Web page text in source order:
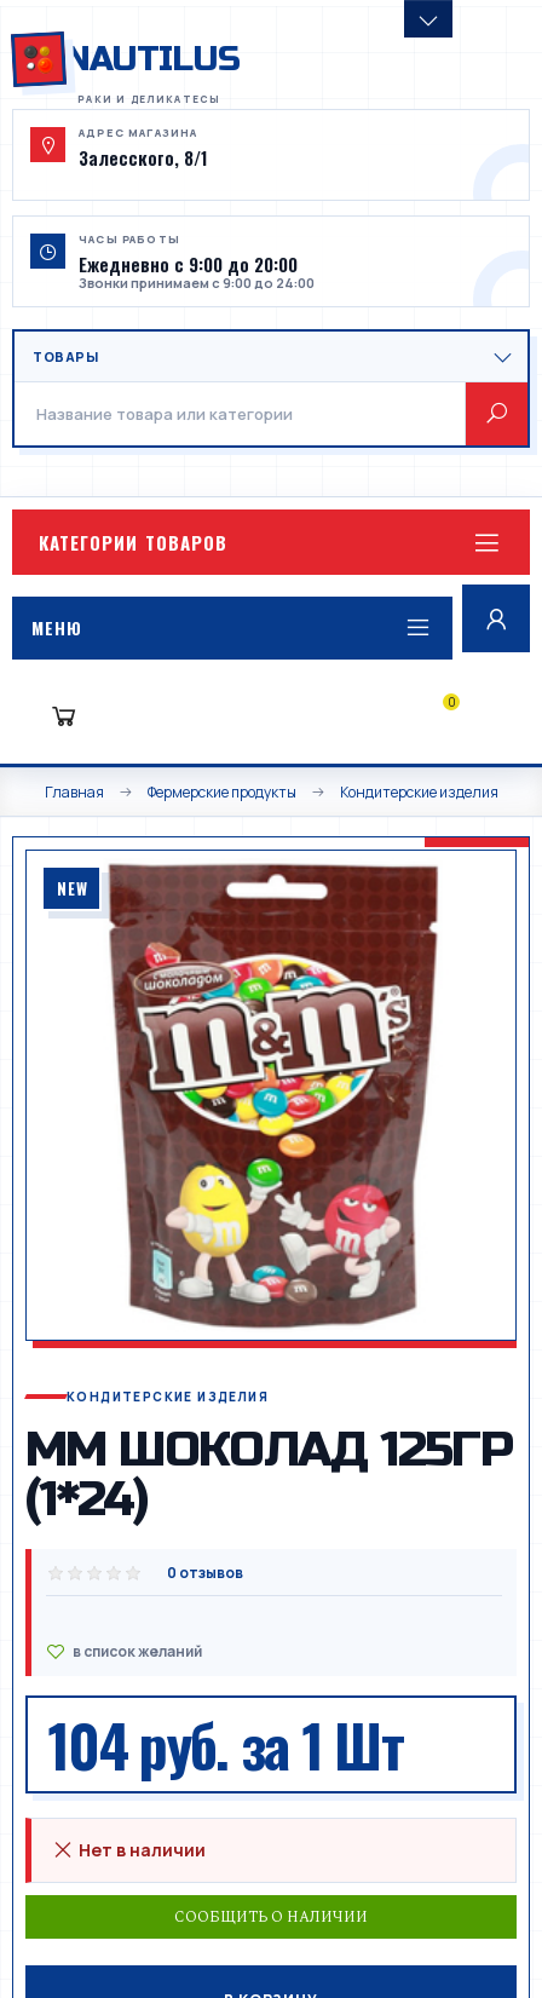
NAUTILUS
АДРЕС МАГАЗИНА
Залесского, 8/1
ЧАСЫ РАБОТЫ
Ежедневно с 9:00 до 20:00
Звонки принимаем с 9:00 до 24:00
КАТЕГОРИИ ТОВАРОВ
МЕНЮ
0
Главная Фермерские продукты Кондитерские изделия
NEW
КОНДИТЕРСКИЕ ИЗДЕЛИЯ
ММ ШОКОЛАД 125ГР
(1*24)
0 отзывов
104 руб.за 1 Шт
Нет в наличии
СООБЩИТЬ О НАЛИЧИИ